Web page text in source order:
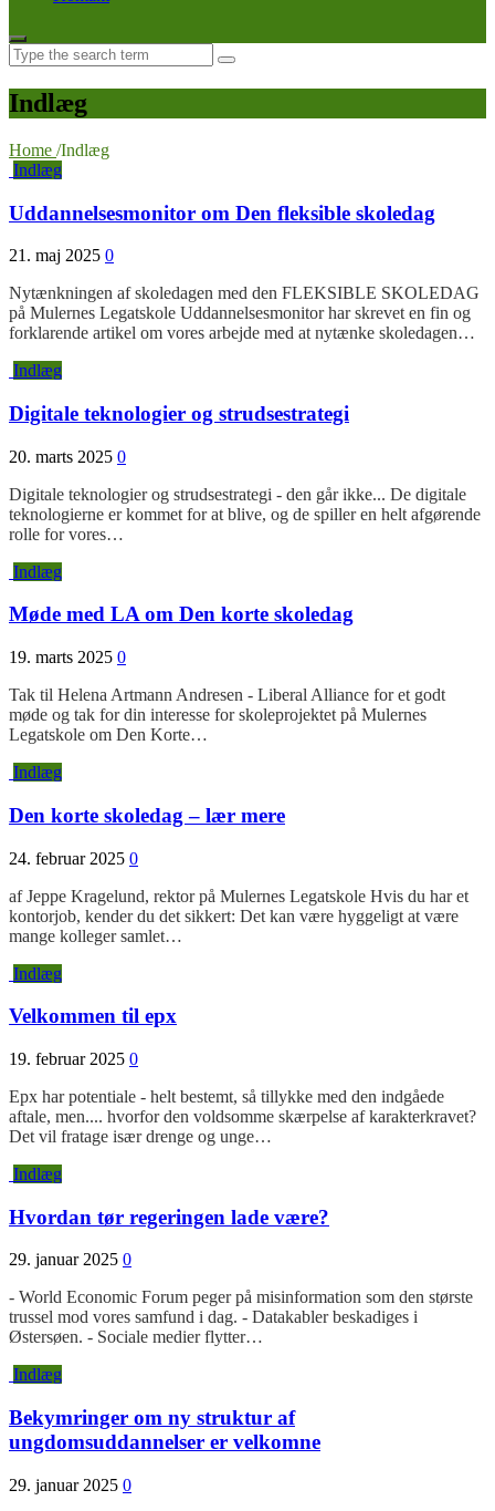
Search
for:
Indlæg
Home /Indlæg
Indlæg
Uddannelsesmonitor om Den fleksible skoledag
21. maj 2025 0
Nytænkningen af skoledagen med den FLEKSIBLE SKOLEDAG
på Mulernes Legatskole Uddannelsesmonitor har skrevet en fin og
forklarende artikel om vores arbejde med at nytænke skoledagen…
Indlæg
Digitale teknologier og strudsestrategi
20. marts 2025 0
Digitale teknologier og strudsestrategi - den går ikke... De digitale
teknologierne er kommet for at blive, og de spiller en helt afgørende
rolle for vores…
Indlæg
Møde med LA om Den korte skoledag
19. marts 2025 0
Tak til Helena Artmann Andresen - Liberal Alliance for et godt
møde og tak for din interesse for skoleprojektet på Mulernes
Legatskole om Den Korte…
Indlæg
Den korte skoledag – lær mere
24. februar 2025 0
af Jeppe Kragelund, rektor på Mulernes Legatskole Hvis du har et
kontorjob, kender du det sikkert: Det kan være hyggeligt at være
mange kolleger samlet…
Indlæg
Velkommen til epx
19. februar 2025 0
Epx har potentiale - helt bestemt, så tillykke med den indgåede
aftale, men.... hvorfor den voldsomme skærpelse af karakterkravet?
Det vil fratage især drenge og unge…
Indlæg
Hvordan tør regeringen lade være?
29. januar 2025 0
- World Economic Forum peger på misinformation som den største
trussel mod vores samfund i dag. - Datakabler beskadiges i
Østersøen. - Sociale medier flytter…
Indlæg
Bekymringer om ny struktur af
ungdomsuddannelser er velkomne
29. januar 2025 0